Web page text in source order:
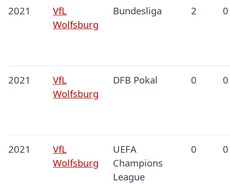
2021
VfL
Wolfsburg
Bundesliga 2 0
2021
VfL
Wolfsburg
DFB Pokal 0 0
2021
VfL
Wolfsburg
UEFA
Champions
League
0 0